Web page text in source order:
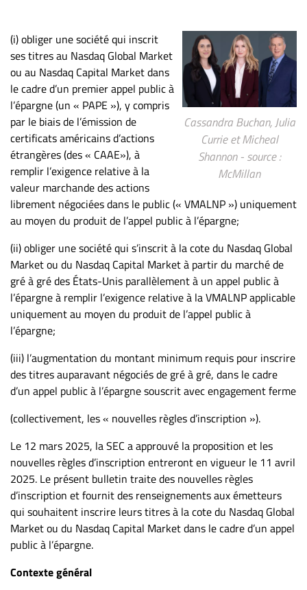
un
emploi
Publicité
Solutions de
recrutements
TROUVEZ-
NOUS
Nous
joindre
À
propos
Infolettre
S’abonner
FAQ
confidentialité
Cassandra Buchan, Julia
Currie et Micheal
Shannon - source :
McMillan
(i) obliger une société qui inscrit
ses titres au Nasdaq Global Market
ou au Nasdaq Capital Market dans
le cadre d’un premier appel public à
l’épargne (un « PAPE »), y compris
par le biais de l’émission de
certificats américains d’actions
étrangères (des « CAAE»), à
remplir l’exigence relative à la
valeur marchande des actions
librement négociées dans le public (« VMALNP ») uniquement
au moyen du produit de l’appel public à l’épargne;
(ii) obliger une société qui s’inscrit à la cote du Nasdaq Global
Market ou du Nasdaq Capital Market à partir du marché de
gré à gré des États-Unis parallèlement à un appel public à
l’épargne à remplir l’exigence relative à la VMALNP applicable
uniquement au moyen du produit de l’appel public à
l’épargne;
(iii) l’augmentation du montant minimum requis pour inscrire
des titres auparavant négociés de gré à gré, dans le cadre
d’un appel public à l’épargne souscrit avec engagement ferme
(collectivement, les « nouvelles règles d’inscription »).
Le 12 mars 2025, la SEC a approuvé la proposition et les
nouvelles règles d’inscription entreront en vigueur le 11 avril
2025. Le présent bulletin traite des nouvelles règles
d’inscription et fournit des renseignements aux émetteurs
qui souhaitent inscrire leurs titres à la cote du Nasdaq Global
Market ou du Nasdaq Capital Market dans le cadre d’un appel
public à l’épargne.
Contexte général